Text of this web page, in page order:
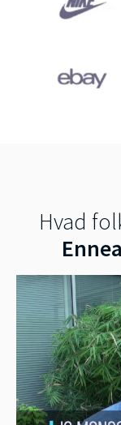
Hvad